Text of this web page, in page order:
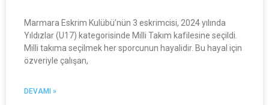
Marmara Eskrim Kulübü’nün 3 eskrimcisi, 2024 yılında
Yıldızlar (U17) kategorisinde Milli Takım kafilesine seçildi.
Milli takıma seçilmek her sporcunun hayalidir. Bu hayal için
özveriyle çalışan,
DEVAMI »